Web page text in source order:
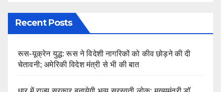
Recent Posts
रूस-यूक्रेन युद्ध: रूस ने विदेशी नागरिकों को कीव छोड़ने की दी
चेतावनी; अमेरिकी विदेश मंत्री से भी की बात